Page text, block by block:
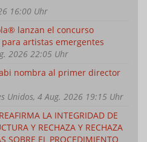
16:00 Uhr
lanzan el concurso
artistas emergentes
2026 22:05 Uhr
nombra al primer director
Unidos, 4 Aug. 2026 19:15 Uhr
LA INTEGRIDAD DE
Y RECHAZA Y RECHAZA
SOBRE EL PROCEDIMIENTO